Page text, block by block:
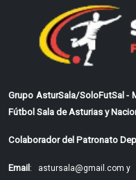
Grupo AsturSala/SoloFutSal -
Fútbol Sala de Asturias y
Colaborador del Patronato
Email: astursala@gmail.com y